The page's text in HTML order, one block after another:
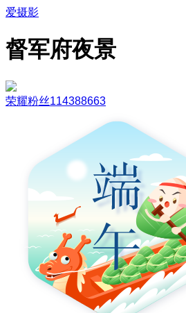
爱摄影
督军府夜景
荣耀粉丝114388663